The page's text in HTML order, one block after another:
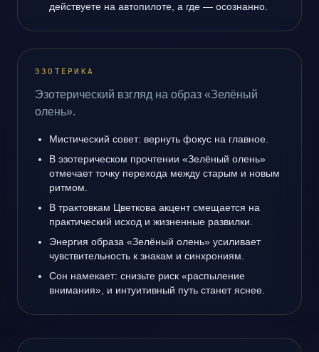
действуете на автопилоте, а где — осознанно.
ЭЗОТЕРИКА
Эзотерический взгляд на образ «Зелёный
олень».
Мистический совет: вернуть фокус на главное.
В эзотерическом прочтении «Зелёный олень»
отмечает точку перехода между старым и новым
ритмом.
В трактовкам Цветкова акцент смещается на
практический исход и жизненные развилки.
Энергия образа «Зелёный олень» усиливает
чувствительность к знакам и синхрониям.
Сон намекает: снизьте риск «распыление
внимания», и интуитивный путь станет яснее.